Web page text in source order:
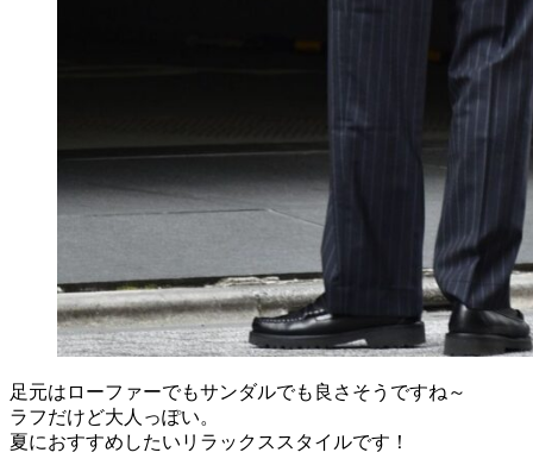
足元はローファーでもサンダルでも良さそうですね～
ラフだけど大人っぽい。
夏におすすめしたいリラックススタイルです！